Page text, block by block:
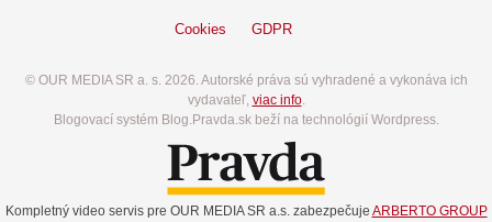
Cookies GDPR
© OUR MEDIA SR a. s. 2026. Autorské práva sú vyhradené a vykonáva ich
vydavateľ, viac info.
Blogovací systém Blog.Pravda.sk beží na technológií Wordpress.
Kompletný video servis pre OUR MEDIA SR a.s. zabezpečuje ARBERTO GROUP